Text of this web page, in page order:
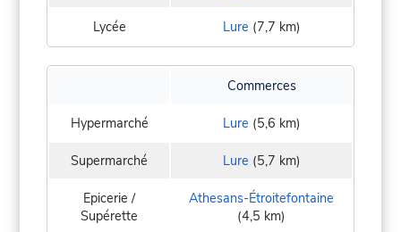
Lycée Lure (7,7 km)
Commerces
Hypermarché Lure (5,6 km)
Supermarché Lure (5,7 km)
Epicerie /
Supérette
Athesans-Étroitefontaine
(4,5 km)